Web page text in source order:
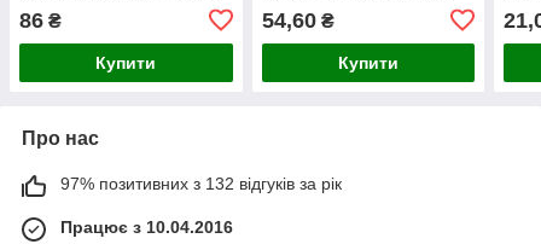
86 ₴
Купити
54,60₴
Купити
Про нас
97% позитивних з 132 відгуків за рік
Працює з 10.04.2016